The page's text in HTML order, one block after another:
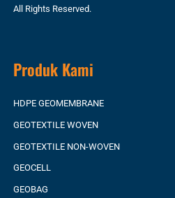
All Rights Reserved.
Produk Kami
HDPE GEOMEMBRANE
GEOTEXTILE WOVEN
GEOTEXTILE NON-WOVEN
GEOCELL
GEOBAG